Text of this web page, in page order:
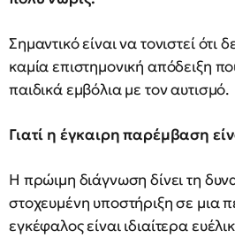
Σημαντικό είναι να τονιστεί ότι
καμία επιστημονική απόδειξη
παιδικά εμβόλια με τον αυτισμό.
Γιατί η έγκαιρη παρέμβαση
Η πρώιμη διάγνωση δίνει τη
στοχευμένη υποστήριξη σε μια
εγκέφαλος είναι ιδιαίτερα